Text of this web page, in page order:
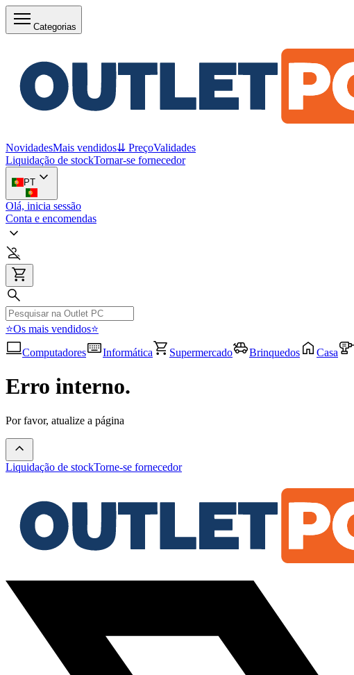
Categorias
NovidadesMais vendidos⇊ PreçoValidades
Liquidação de stockTornar-se fornecedor
PT
Olá, inicia sessão
Conta e encomendas
⭐Os mais vendidos⭐
Computadores
Informática Supermercado Brinquedos Casa
Erro interno.
Por favor, atualize a página
Liquidação de stockTorne-se fornecedor